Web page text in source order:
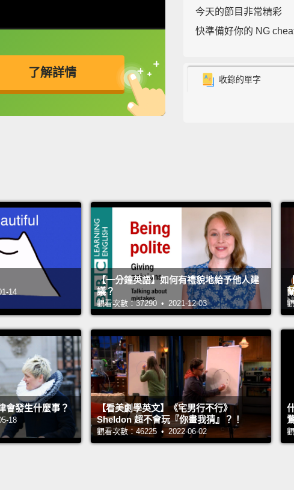
了解詳情
喔！
今天的節目非常精彩
快準備好你的 NG
6:51 年度電音盛
20:40 驚!布爺英
22:53 布爺學英
like!"
25:53 布爺對小
主持人: John
翻譯: Angela Ma
#NG英文
收錄的單字
14
【一分鐘英語】如何有禮貌地給予他人建
議？
觀看次數：37290 • 2021-12-03
會發生什麼事？
18
【看美劇學英文】《宅男行不行》
Sheldon 超不會玩『你畫我猜』？！
觀看次數：46225 • 2022-06-02